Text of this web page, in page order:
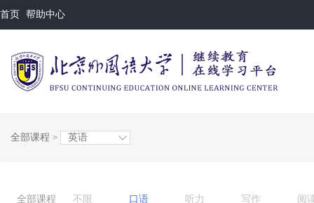
首页 帮助中心
全部课程 > 英语
全部课程 不限 口语 听力 写作 阅